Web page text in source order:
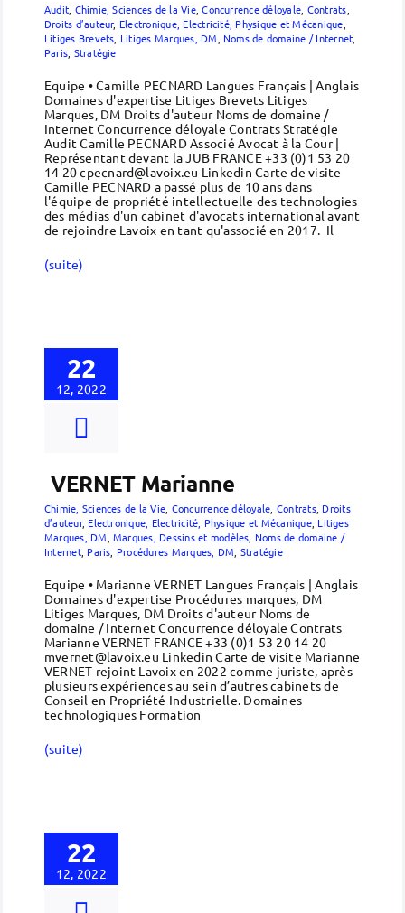
Audit Chimie, Sciences de la Vie,Concurrence déloyale Contrats
Droits d’auteur, Electronique, Electricité, Physique et Mécanique
Litiges Brevets Litiges Marques, DM Noms de domaine / Internet
Paris Stratégie
Equipe • Camille PECNARD Langues Français | Anglais
Domaines d'expertise Litiges Brevets Litiges
Marques, DM Droits d'auteur Noms de domaine /
Internet Concurrence déloyale Contrats Stratégie
Audit Camille PECNARD Associé Avocat à la Cour |
Représentant devant la JUB FRANCE +33 (0)1 53 20
14 20 cpecnard@lavoix.eu Linkedin Carte de visite
Camille PECNARD a passé plus de 10 ans dans
l'équipe de propriété intellectuelle des technologies
des médias d'un cabinet d'avocats international avant
de rejoindre Lavoix en tant qu'associé en 2017. Il
(suite)
22
12, 2022
VERNET Marianne
Chimie, Sciences de la Vie Concurrence déloyale Contrats, Droits
d’auteur, Electronique, Electricité, Physique et Mécanique, Litiges
Marques, DM Marques, Dessins et modèles Noms de domaine /
Internet, Paris Procédures Marques, DM Stratégie
Equipe • Marianne VERNET Langues Français | Anglais
Domaines d'expertise Procédures marques, DM
Litiges Marques, DM Droits d'auteur Noms de
domaine / Internet Concurrence déloyale Contrats
Marianne VERNET FRANCE +33 (0)1 53 20 14 20
mvernet@lavoix.eu Linkedin Carte de visite Marianne
VERNET rejoint Lavoix en 2022 comme juriste, après
plusieurs expériences au sein d’autres cabinets de
Conseil en Propriété Industrielle. Domaines
technologiques Formation
(suite)
22
12, 2022